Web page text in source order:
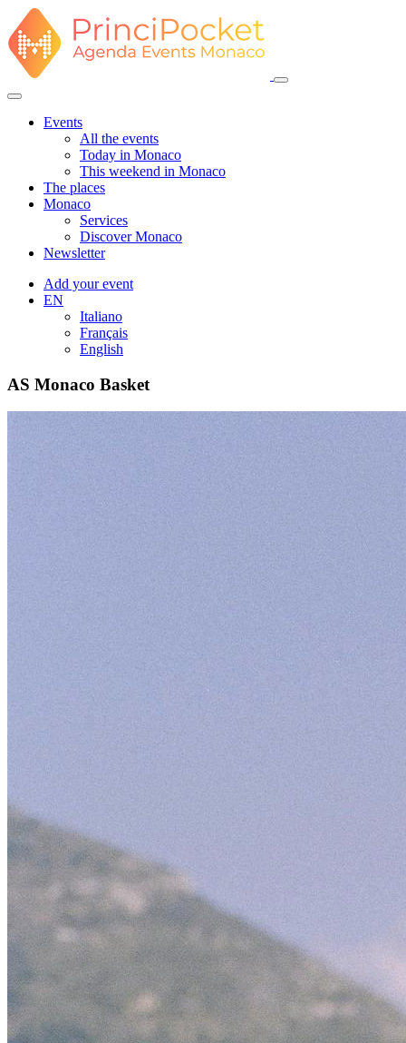
Events
All the events
Today in Monaco
This weekend in Monaco
The places
Monaco
Services
Discover Monaco
Newsletter
Add your event
EN
Italiano
Français
English
AS Monaco Basket